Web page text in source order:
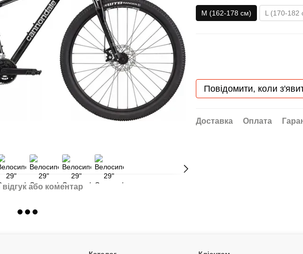
або коментар
M (162-178 см) L (170-182
Повідомити, коли
Доставка Оплата